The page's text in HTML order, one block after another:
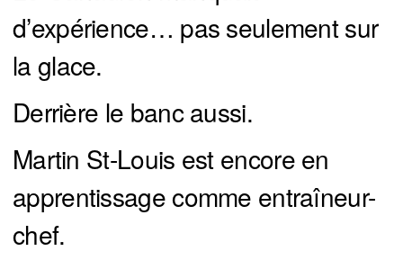
d’expérience… pas seulement sur
la glace.
Derrière le banc aussi.
Martin St-Louis est encore en
apprentissage comme entraîneur-
chef.